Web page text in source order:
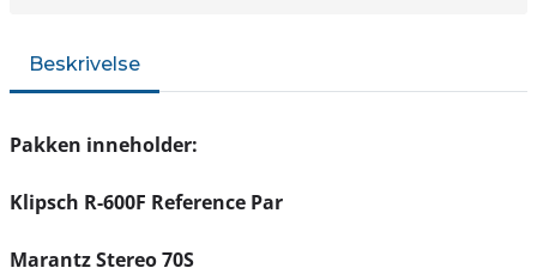
Beskrivelse
Pakken inneholder:
Klipsch R-600F Reference Par
Marantz Stereo 70S